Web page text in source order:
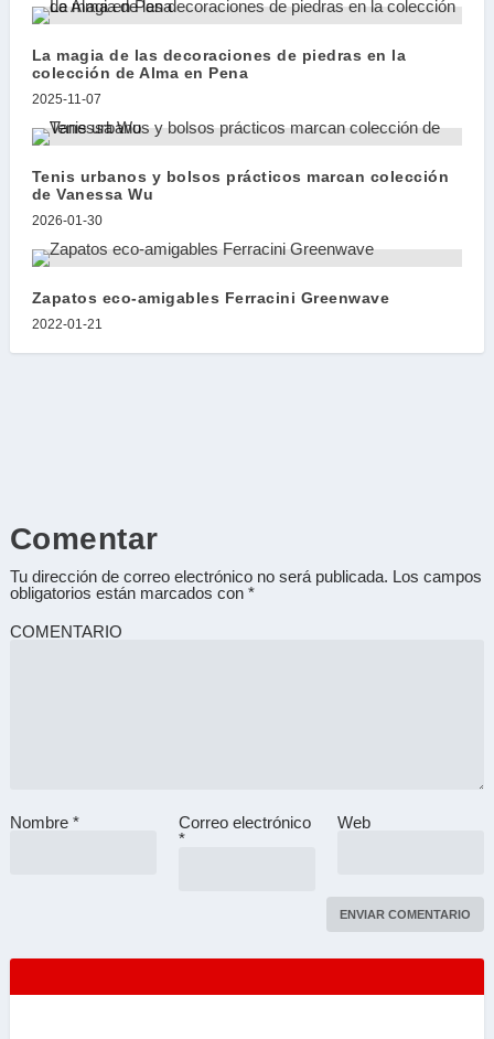
La magia de las decoraciones de piedras en la
colección de Alma en Pena
2025-11-07
Tenis urbanos y bolsos prácticos marcan colección
de Vanessa Wu
2026-01-30
Zapatos eco-amigables Ferracini Greenwave
2022-01-21
Comentar
Tu dirección de correo electrónico no será publicada. Los campos
obligatorios están marcados con *
COMENTARIO
Nombre *
Correo electrónico
*
Web